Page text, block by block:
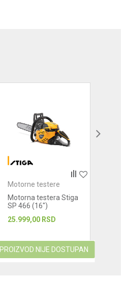
Motorne testere
Motorna testera Stiga
SP 466 (16")
25.999,00 RSD
PROIZVOD NIJE DOSTUPAN